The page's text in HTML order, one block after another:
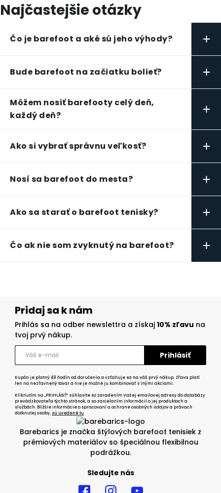
Najčastejšie otázky
Čo je barefoot a aké sú jeho výhody? +
Bude barefoot na začiatku bolieť? +
Môžem nosiť barefooty celý deň,
každý deň?
+
Ako si vybrať správnu veľkosť? +
Nosí sa barefoot do mesta? +
Ako sa starať o barefoot tenisky? +
Čo ak nie som zvyknutý na barefoot? +
Barebarics je značka štýlových barefoot tenisiek z
prémiových materiálov so špeciálnou flexibilnou
podrážkou.
Sledujte nás
Pridaj sa k nám
Prihlás sa na odber newslettra a získaj 10% zľavu na
tvoj prvý nákup.
Kupón je platný 48 hodín od doručenia a vzťahuje sa na váš prvý nákup. Zľava platí
len na nezľavnený tovar a nie je možné ju kombinovať s inými akciami.
Kliknutím na „PRIHLÁSIŤ“ súhlasíte so zaradením Vašej emailovej adresy do databázy
prevádzkovateľa týchto stránok, a so zasielaním informácií o jej produktoch a
službách. Bližšie informácie o spracovaní a ochrane osobných údajov a právach
dotknutej osoby, sú uvedené tu